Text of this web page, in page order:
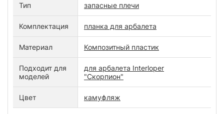
Тип запасные плечи
Комплектация планка для арбалета
Материал Композитный пластик
Подходит для
моделей
для арбалета Interloper
"Скорпион"
Цвет камуфляж